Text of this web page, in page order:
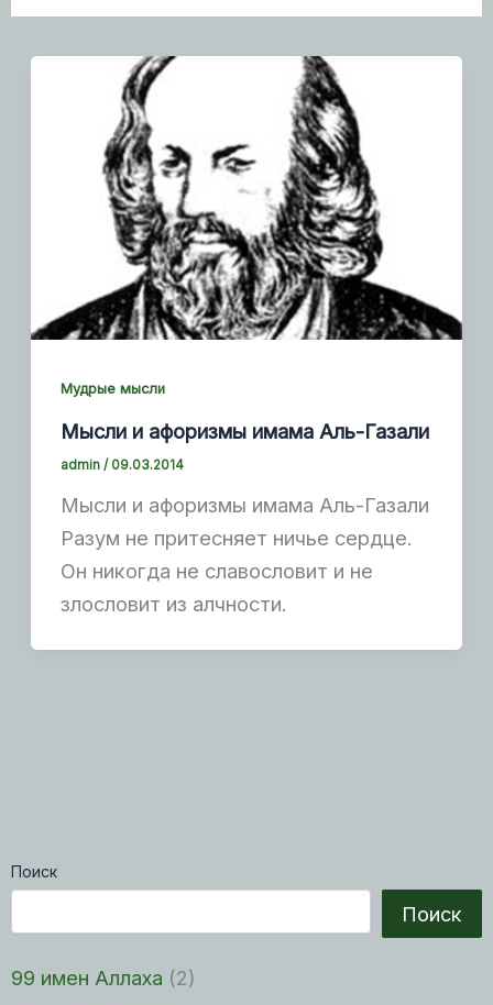
Поиск
Поиск
99 имен Аллаха (2)
Мудрые мысли
Мысли и афоризмы имама Аль-Газали
admin/ 09.03.2014
Мысли и афоризмы имама Аль-Газали
Разум не притесняет ничье сердце.
Он никогда не славословит и не
злословит из алчности.